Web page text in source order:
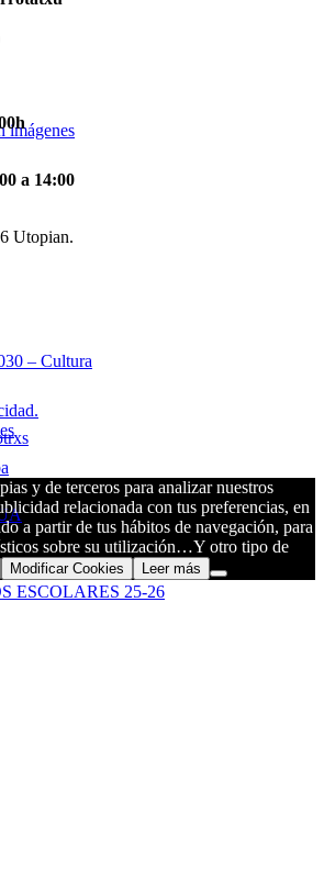
imágenes
– Cultura
ESCOLARES 25-26
a 14:00
Utopian.
y de terceros para analizar nuestros
relacionada con tus preferencias, en
a partir de tus hábitos de navegación, para
sobre su utilización…Y otro tipo de
Modificar Cookies Leer más